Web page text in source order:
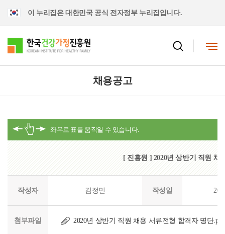
이 누리집은 대한민국 공식 전자정부 누리집입니다.
채용공고
[ 진흥원 ] 2020년 상반기 직원 채
작성자 김정민 작성일
첨부파일 2020년 상반기 직원 채용 서류전형 합격자 명단.pdf